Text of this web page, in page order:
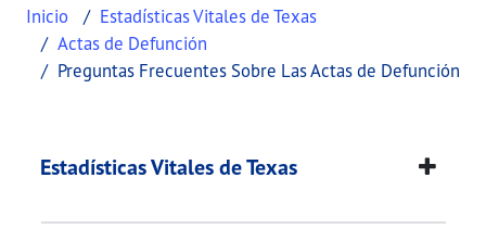
Inicio
Estadísticas Vitales de Texas
Actas de Defunción
Preguntas Frecuentes Sobre Las Actas de Defunción
Preguntas
This page provides information about
Estadísticas Vitales de Texas